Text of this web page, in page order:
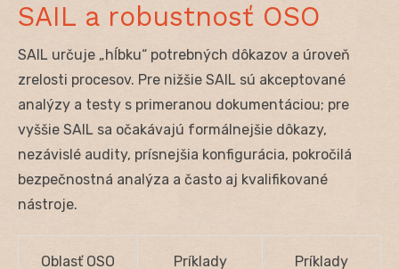
SAIL a robustnosť OSO
SAIL určuje „hĺbku“ potrebných dôkazov a úroveň
zrelosti procesov. Pre nižšie SAIL sú akceptované
analýzy a testy s primeranou dokumentáciou; pre
vyššie SAIL sa očakávajú formálnejšie dôkazy,
nezávislé audity, prísnejšia konfigurácia, pokročilá
bezpečnostná analýza a často aj kvalifikované
nástroje.
Oblasť OSO
Príklady
Príklady